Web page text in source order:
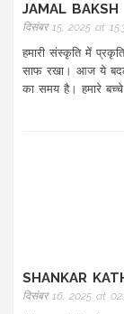
JAMAL BAKSH
दिसंबर 15, 2025 at
हमारी संस्कृति में
साफ रखा। आज ये
का समय है। हमारे बच्चे
SHANKAR
दिसंबर 16, 2025 at